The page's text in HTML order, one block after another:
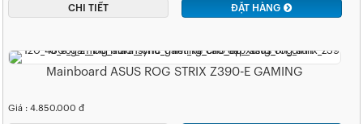
CHI TIẾT ĐẶT HÀNG
Mainboard ASUS ROG STRIX Z390-E GAMING
Giá : 4.850.000 đ